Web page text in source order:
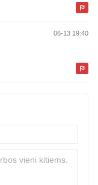
06-13 19:40